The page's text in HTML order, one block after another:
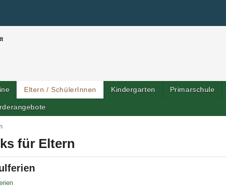
Eltern / SchülerInnen Kindergarten Primarschule
für Eltern